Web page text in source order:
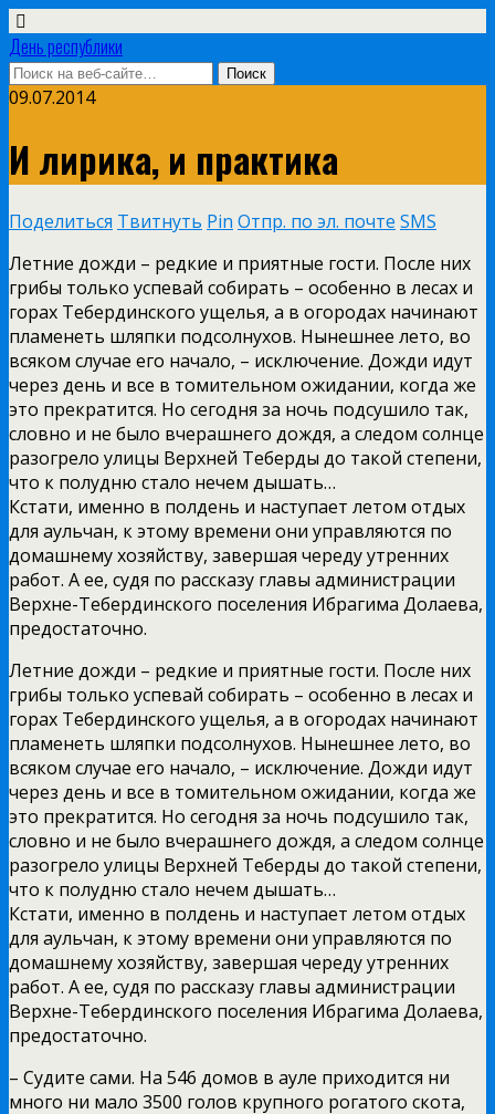
День республики
09.07.2014
И лирика, и практика
Поделиться Твитнуть Pin Отпр. по эл. почте SMS
Летние дожди – редкие и приятные гости. После них
грибы только успевай собирать – особенно в лесах и
горах Тебердинского ущелья, а в огородах начинают
пламенеть шляпки подсолнухов. Нынешнее лето, во
всяком случае его начало, – исключение. Дожди идут
через день и все в томительном ожидании, когда же
это прекратится. Но сегодня за ночь подсушило так,
словно и не было вчерашнего дождя, а следом солнце
разогрело улицы Верхней Теберды до такой степени,
что к полудню стало нечем дышать…
Кстати, именно в полдень и наступает летом отдых
для аульчан, к этому времени они управляются по
домашнему хозяйству, завершая череду утренних
работ. А ее, судя по рассказу главы администрации
Верхне-Тебердинского поселения Ибрагима Долаева,
предостаточно.
Летние дожди – редкие и приятные гости. После них
грибы только успевай собирать – особенно в лесах и
горах Тебердинского ущелья, а в огородах начинают
пламенеть шляпки подсолнухов. Нынешнее лето, во
всяком случае его начало, – исключение. Дожди идут
через день и все в томительном ожидании, когда же
это прекратится. Но сегодня за ночь подсушило так,
словно и не было вчерашнего дождя, а следом солнце
разогрело улицы Верхней Теберды до такой степени,
что к полудню стало нечем дышать…
Кстати, именно в полдень и наступает летом отдых
для аульчан, к этому времени они управляются по
домашнему хозяйству, завершая череду утренних
работ. А ее, судя по рассказу главы администрации
Верхне-Тебердинского поселения Ибрагима Долаева,
предостаточно.
– Судите сами. На 546 домов в ауле приходится ни
много ни мало 3500 голов крупного рогатого скота,